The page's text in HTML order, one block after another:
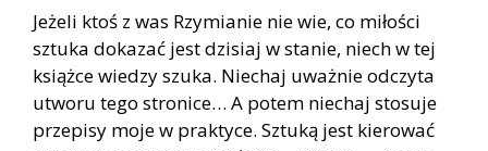
Jeżeli ktoś z was Rzymianie nie wie, co miłości
sztuka dokazać jest dzisiaj w stanie, niech w tej
książce wiedzy szuka. Niechaj uważnie odczyta
utworu tego stronice… A potem niechaj stosuje
przepisy moje w praktyce. Sztuką jest kierować